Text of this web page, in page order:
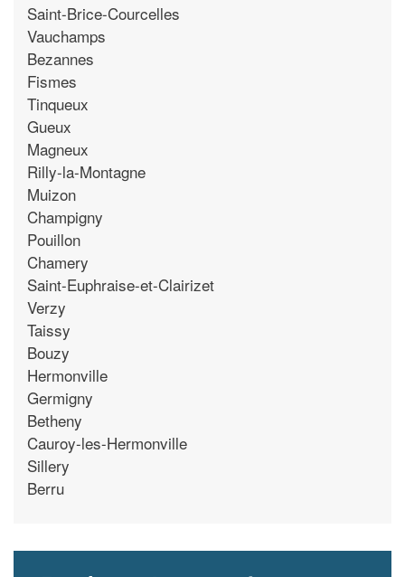
Saint-Brice-Courcelles
Vauchamps
Bezannes
Fismes
Tinqueux
Gueux
Magneux
Rilly-la-Montagne
Muizon
Champigny
Pouillon
Chamery
Saint-Euphraise-et-Clairizet
Verzy
Taissy
Bouzy
Hermonville
Germigny
Betheny
Cauroy-les-Hermonville
Sillery
Berru